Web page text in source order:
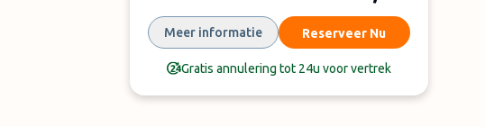
Meer informatie Reserveer Nu
Gratis annulering tot 24u voor vertrek